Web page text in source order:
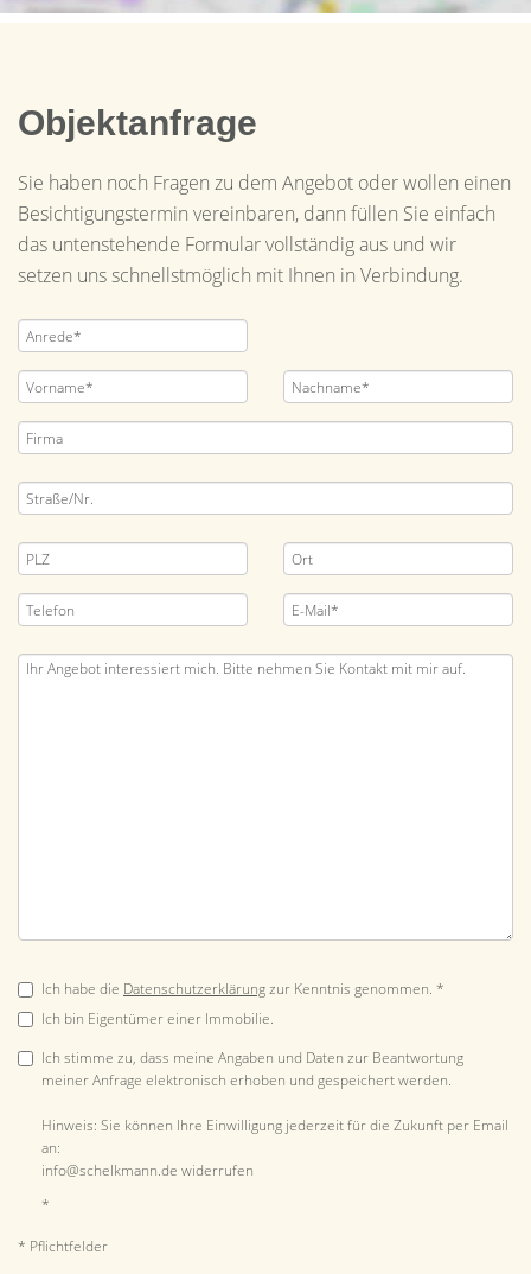
Objektanfrage
Sie haben noch Fragen zu dem Angebot oder wollen einen
Besichtigungstermin vereinbaren, dann füllen Sie einfach
das untenstehende Formular vollständig aus und wir
setzen uns schnellstmöglich mit Ihnen in Verbindung.
Ich habe die Datenschutzerklärungzur Kenntnis genommen. *
Ich bin Eigentümer einer Immobilie.
Ich stimme zu, dass meine Angaben und Daten zur Beantwortung
meiner Anfrage elektronisch erhoben und gespeichert werden.
Hinweis: Sie können Ihre Einwilligung jederzeit für die Zukunft per Email
an:
info@schelkmann.de widerrufen
*
* Pflichtfelder